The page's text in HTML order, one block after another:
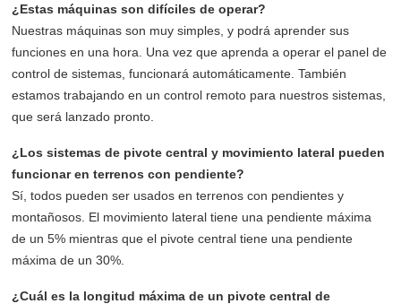
¿Estas máquinas son difíciles de operar?
Nuestras máquinas son muy simples, y podrá aprender sus
funciones en una hora. Una vez que aprenda a operar el panel de
control de sistemas, funcionará automáticamente. También
estamos trabajando en un control remoto para nuestros sistemas,
que será lanzado pronto.
¿Los sistemas de pivote central y movimiento lateral pueden
funcionar en terrenos con pendiente?
Sí, todos pueden ser usados en terrenos con pendientes y
montañosos. El movimiento lateral tiene una pendiente máxima
de un 5% mientras que el pivote central tiene una pendiente
máxima de un 30%.
¿Cuál es la longitud máxima de un pivote central de